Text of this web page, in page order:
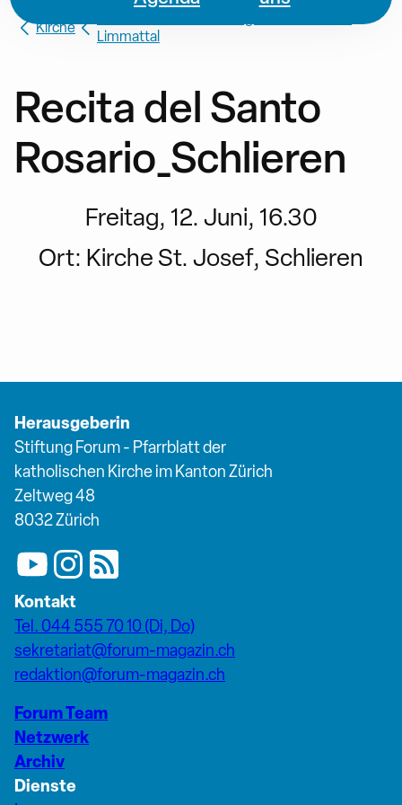
Kirche
Limmattal
Recita del Santo
Rosario_Schlieren
Freitag, 12. Juni, 16.30
Ort: Kirche St. Josef, Schlieren
Herausgeberin
Stiftung Forum - Pfarrblatt der
katholischen Kirche im Kanton Zürich
Zeltweg 48
8032 Zürich
Kontakt
Tel. 044 555 70 10 (Di, Do)
sekretariat@forum-magazin.ch
redaktion@forum-magazin.ch
Forum Team
Netzwerk
Archiv
Dienste